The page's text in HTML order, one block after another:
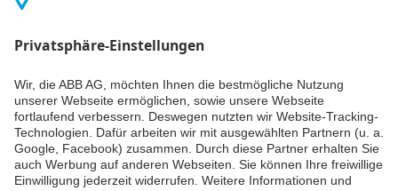
dem Laufenden bleiben.